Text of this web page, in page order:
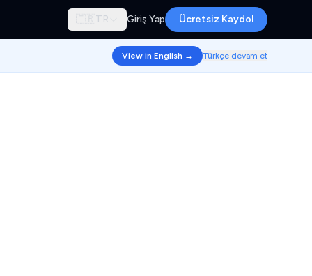
🇹🇷 TR Giriş Yap Ücretsiz Kaydol
View in English → Türkçe devam et